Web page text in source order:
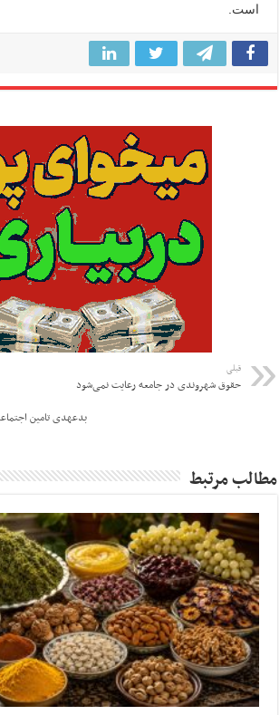
است.
قبلی
حقوق شهروندی در جامعه رعایت نمی‌شود
بدعهدی تامین
مطالب مرتبط